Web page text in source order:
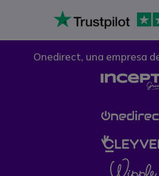
Onedirect, una empresa